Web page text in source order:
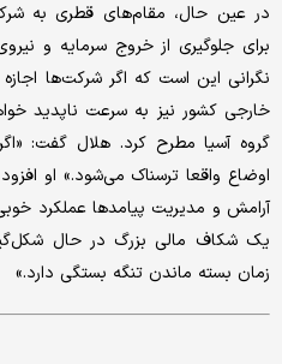
در عین حال، مقام‌های قطری به
برای جلوگیری از خروج سرمایه و
نگرانی این است که اگر شرکت‌ها
خارجی کشور نیز به سرعت ناپدید
گروه آسیا مطرح کرد. هلال گفت:
اوضاع واقعا ترسناک می‌شود.» او
آرامش و مدیریت پیامدها عملکرد
یک شکاف مالی بزرگ در حال
زمان بسته ماندن تنگه بستگی دارد.»